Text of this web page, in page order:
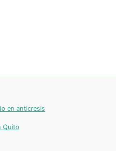
en anticresis
Quito